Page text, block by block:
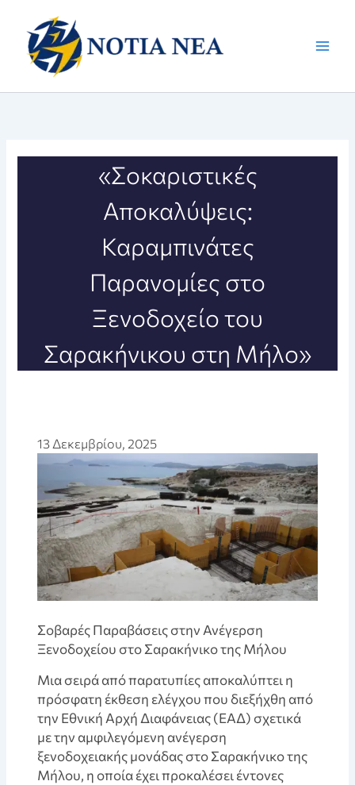
περιεχόμενο
«Σοκαριστικές
Αποκαλύψεις:
Καραμπινάτες
Παρανομίες στο
Ξενοδοχείο του
Σαρακήνικου στη Μήλο»
13 Δεκεμβρίου, 2025
Σοβαρές Παραβάσεις στην Ανέγερση
Ξενοδοχείου στο Σαρακήνικο της Μήλου
Μια σειρά από παρατυπίες αποκαλύπτει η
πρόσφατη έκθεση ελέγχου που διεξήχθη από
την Εθνική Αρχή Διαφάνειας (ΕΑΔ) σχετικά
με την αμφιλεγόμενη ανέγερση
ξενοδοχειακής μονάδας στο Σαρακήνικο της
Μήλου, η οποία έχει προκαλέσει έντονες